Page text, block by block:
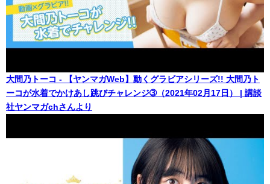
大間乃トーコ - 【ヤンマガWeb】動くグラビアシリーズ!! 大間乃ト
ーコが水着でかけあし跳びチャレンジ➂（2021年02月17日） | 講談
社ヤンマガchさんより